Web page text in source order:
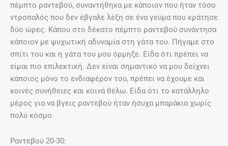
πέμπτο ραντεβού, συναντήθηκα με κάποιον που ήταν τόσο
ντροπαλός που δεν έβγαλε λέξη σε ένα γεύμα που κράτησε
δύο ώρες. Κάπου στο δέκατο πέμπτο ραντεβού συνάντησα
κάποιον με ψυχωτική αδυναμία στη γάτα του. Πήγαμε στο
σπίτι του και η γάτα του μου όρμηξε. Είδα ότι πρέπει να
είμαι πιο επιλεκτική. Δεν είναι σημαντικό να μου δείχνει
κάποιος μόνο το ενδιαφέρον του, πρέπει να έχουμε και
κοινές συνήθειες και κοινά θέλω. Είδα ότι το κατάλληλο
μέρος για να βγεις ραντεβού ήταν ήσυχα μπαράκια χωρίς
πολύ κόσμο.
Ραντεβού 20-30: